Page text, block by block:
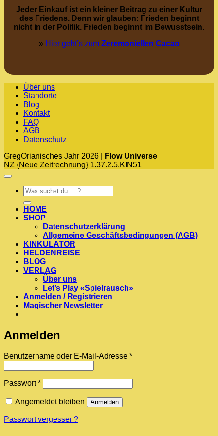
Jeder Einkauf ist ein kleiner Beitrag zu einer Kultur
des Friedens. Denn wir glauben: Frieden beginnt
nicht in der Politik. Frieden beginnt im Bewusstsein.
» Hier geht’s zum Zeremoniellen Cacao
Über uns
Standorte
Blog
Kontakt
FAQ
AGB
Datenschutz
GregOrianisches Jahr 2026 |
Flow Universe
NZ {Neue Zeitrechnung} 1.37.2.5.KIN51
Suchen
nach:
HOME
SHOP
Datenschutzerklärung
Allgemeine Geschäftsbedingungen (AGB)
KINKULATOR
HELDENREISE
BLOG
VERLAG
Über uns
Let’s Play «Spielrausch»
Anmelden / Registrieren
Magischer Newsletter
Anmelden
Benutzername oder E-Mail-Adresse *Erforderlich
Passwort*Erforderlich
Angemeldet bleiben Anmelden
Passwort vergessen?